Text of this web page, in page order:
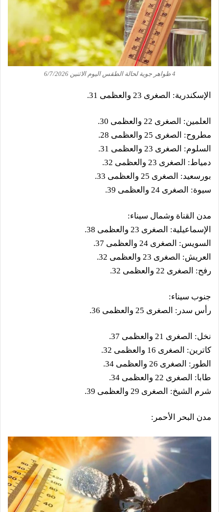
4 ظواهر جوية لحالة الطقس اليوم الاثنين 6/7/2026
الإسكندرية: الصغرى 23 والعظمى 31.
العلمين: الصغرى 22 والعظمى 30.
مطروح: الصغرى 25 والعظمى 28.
السلوم: الصغرى 23 والعظمى 31.
دمياط: الصغرى 23 والعظمى 32.
بورسعيد: الصغرى 25 والعظمى 33.
سيوة: الصغرى 24 والعظمى 39.
مدن القناة وشمال سيناء:
الإسماعيلية: الصغرى 23 والعظمى 38.
السويس: الصغرى 24 والعظمى 37.
العريش: الصغرى 23 والعظمى 32.
رفح: الصغرى 22 والعظمى 32.
جنوب سيناء:
رأس سدر: الصغرى 25 والعظمى 36.
نخل: الصغرى 21 والعظمى 37.
كاترين: الصغرى 16 والعظمى 32.
الطور: الصغرى 26 والعظمى 34.
طابا: الصغرى 22 والعظمى 34.
شرم الشيخ: الصغرى 29 والعظمى 39.
مدن البحر الأحمر: